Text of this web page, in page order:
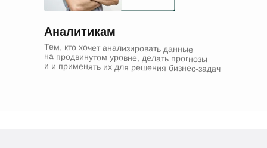
Аналитикам
Тем, кто хочет анализировать данные
на продвинутом уровне, делать прогнозы
и и применять их для решения бизнес-задач